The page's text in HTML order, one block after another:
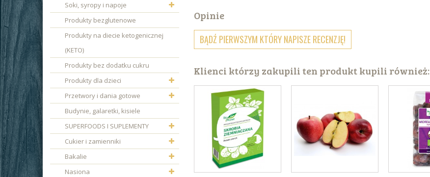
Soki, syropy i napoje
Produkty bezglutenowe
Produkty na diecie ketogenicznej
(KETO)
Produkty bez dodatku cukru
Produkty dla dzieci
Przetwory i dania gotowe
Budynie, galaretki, kisiele
SUPERFOODS I SUPLEMENTY
Cukier i zamienniki
Bakalie
Nasiona
Opinie
BĄDŹ PIERWSZYM KTÓRY NAPISZE RECENZJĘ!
Klienci którzy zakupili ten produkt kupili również: